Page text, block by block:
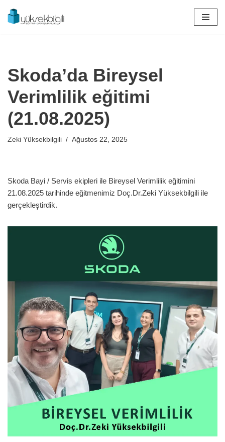
İçeriğe
Skoda’da Bireysel
Verimlilik eğitimi
(21.08.2025)
Zeki Yüksekbilgili Ağustos 22, 2025
Skoda Bayi / Servis ekipleri ile Bireysel Verimlilik eğitimini
21.08.2025 tarihinde eğitmenimiz Doç.Dr.Zeki Yüksekbilgili ile
gerçekleştirdik.